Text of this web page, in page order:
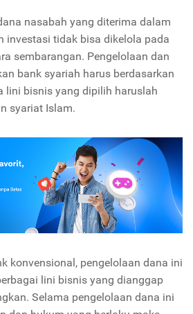
nasabah yang diterima dalam
investasi tidak bisa dikelola pada
sembarangan. Pengelolaan dan
bank syariah harus berdasarkan
lini bisnis yang dipilih haruslah
syariat Islam.
konvensional, pengelolaan dana ini
lini bisnis yang dianggap
Selama pengelolaan dana ini